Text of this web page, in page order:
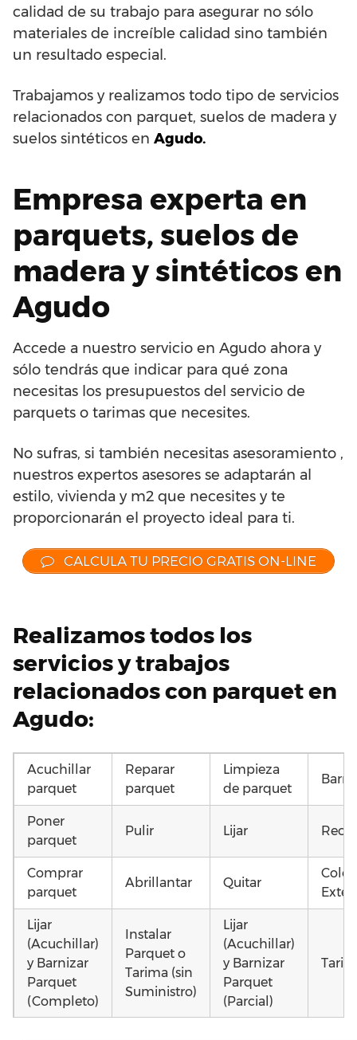
calidad de su trabajo para asegurar no sólo
materiales de increíble calidad sino también
un resultado especial.
Trabajamos y realizamos todo tipo de servicios
relacionados con parquet, suelos de madera y
suelos sintéticos en Agudo.
Empresa experta en
parquets, suelos de
madera y sintéticos en
Agudo
Accede a nuestro servicio en Agudo ahora y
sólo tendrás que indicar para qué zona
necesitas los presupuestos del servicio de
parquets o tarimas que necesites.
No sufras, si también necesitas asesoramiento ,
nuestros expertos asesores se adaptarán al
estilo, vivienda y m2 que necesites y te
proporcionarán el proyecto ideal para ti.
CALCULA TU PRECIO GRATIS ON-LINE
Realizamos todos los
servicios y trabajos
relacionados con parquet en
Agudo:
Acuchillar
parquet
Reparar
parquet
Limpieza
de parquet
Poner
parquet
Pulir Lijar
Comprar
parquet
Abrillantar Quitar
Lijar
(Acuchillar)
y Barnizar
Parquet
(Completo)
Instalar
Parquet o
Tarima (sin
Suministro)
Lijar
(Acuchillar)
y Barnizar
Parquet
(Parcial)